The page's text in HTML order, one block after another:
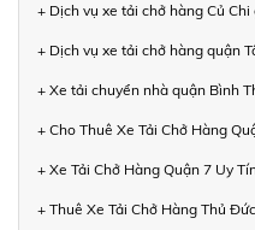
+ Dịch vụ xe tải chở hàng Củ
+ Dịch vụ xe tải chở hàng quận
+ Xe tải chuyển nhà quận Bình
+ Cho Thuê Xe Tải Chở Hàng
+ Xe Tải Chở Hàng Quận 7 Uy
+ Thuê Xe Tải Chở Hàng Thủ